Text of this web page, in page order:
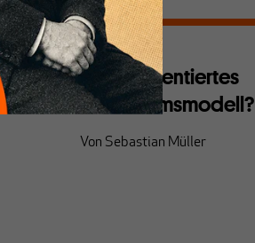
EU
Exportorientiertes
Wachstumsmodell?
Von Sebastian Müller